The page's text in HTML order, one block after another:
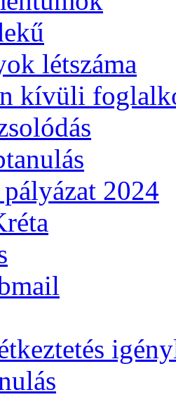
létszáma
kívüli
2024